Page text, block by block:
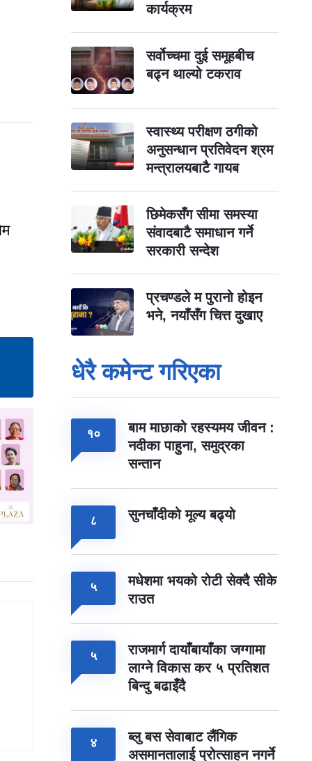
कार्यक्रम
सर्वोच्चमा दुई समूहबीच
बढ्न थाल्यो टकराव
स्वास्थ्य परीक्षण ठगीको
अनुसन्धान प्रतिवेदन श्रम
मन्त्रालयबाटै गायब
छिमेकसँग सीमा समस्या
संवादबाटै समाधान गर्ने
सरकारी सन्देश
प्रचण्डले म पुरानो होइन
भने, नयाँसँग चित्त दुखाए
धेरै कमेन्ट गरिएका
१०
बाम माछाको रहस्यमय जीवन :
नदीका पाहुना, समुद्रका
सन्तान
८ सुनचाँदीको मूल्य बढ्यो
५
मधेशमा भयको रोटी सेक्दै सीके
राउत
५
राजमार्ग दायाँबायाँका जग्गामा
लाग्ने विकास कर ५ प्रतिशत
बिन्दु बढाइँदै
४
ब्लु बस सेवाबाट लैंगिक
असमानतालाई प्रोत्साहन नगर्ने